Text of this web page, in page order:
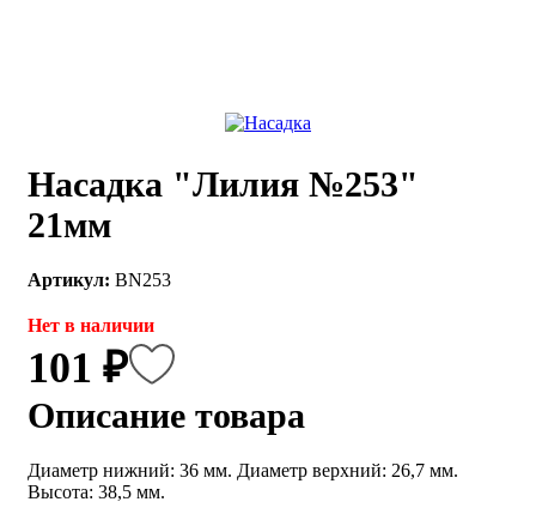
256-54-
Насадка "Лилия №253"
21мм
Артикул: BN253
Нет в наличии
101 ₽
Описание товара
Диаметр нижний: 36 мм. Диаметр верхний: 26,7 мм.
Высота: 38,5 мм.